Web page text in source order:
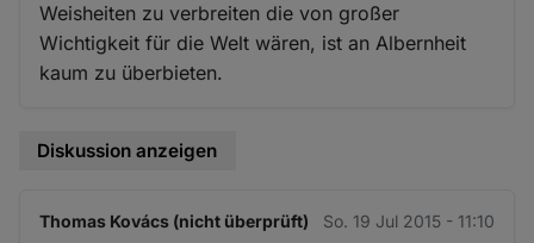
Weisheiten zu verbreiten die von großer
Wichtigkeit für die Welt wären, ist an Albernheit
kaum zu überbieten.
Diskussion anzeigen
Thomas Kovács (nicht überprüft) So. 19 Jul 2015 - 11:10